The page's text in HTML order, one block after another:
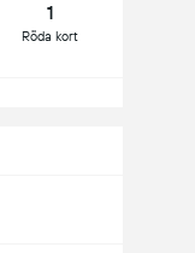
1
Röda kort